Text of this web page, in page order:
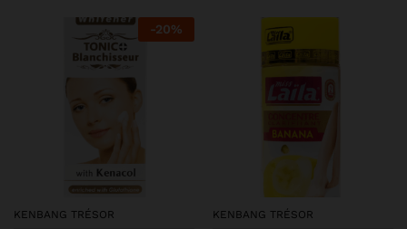
-20%
KENBANG TRÉSOR KENBANG TRÉSOR